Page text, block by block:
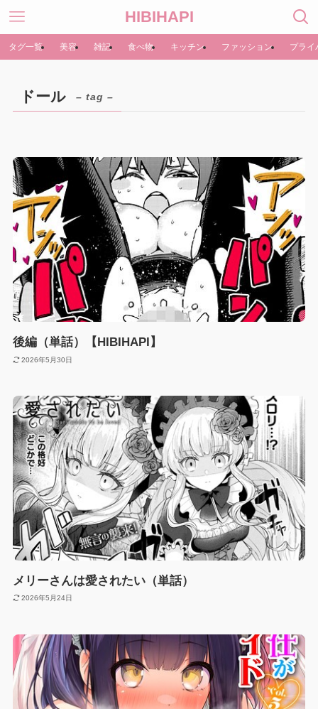
HIBIHAPI
タグ一覧 美容 雑記 食べ物 キッチン ファッション プライ
ドール – tag –
後編（単話）【HIBIHAPI】
2026年5月30日
メリーさんは愛されたい（単話）
2026年5月24日